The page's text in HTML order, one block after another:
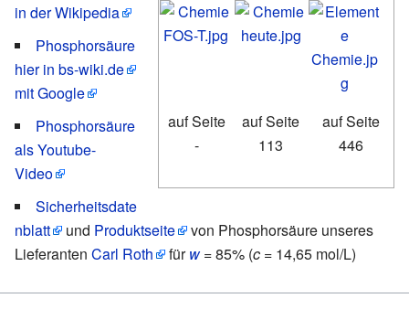
auf Seite
-
auf Seite
113
auf Seite
446
in der Wikipedia
Phosphorsäure
hier in bs-wiki.de
mit Google
Phosphorsäure
als Youtube-
Video
Sicherheitsdate
nblatt
und Produktseite
von Phosphorsäure unseres
Lieferanten Carl Roth fürw= 85% (c = 14,65 mol/L)